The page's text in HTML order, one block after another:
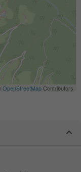
OpenStreetMapContributors